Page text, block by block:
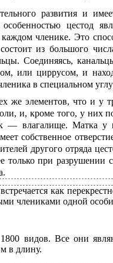
развития и
цестод
членике. Это
из большого
Соединяясь,
или циррусом, и
в специальном
же элементов, что и у
и, кроме того, у них
— влагалище. Матка у
собственное
другого отряда
при разрушении
как
члениками одной
видов. Все они
в длину.